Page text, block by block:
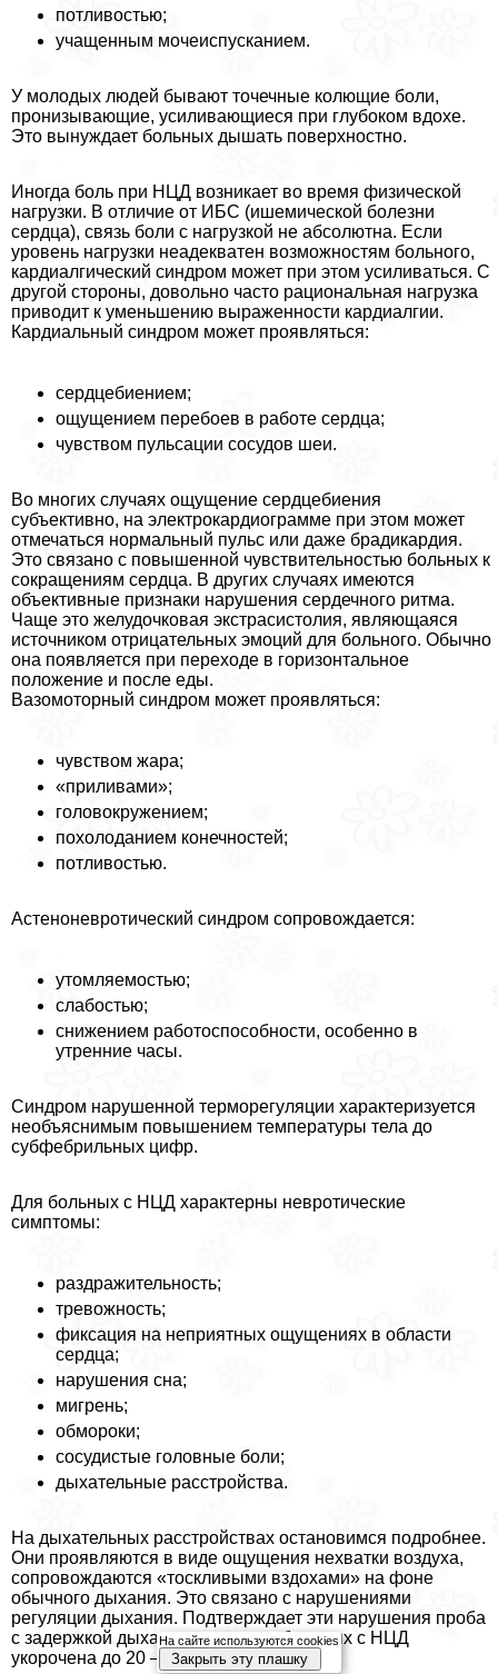
потливостью;
учащенным мочеиспусканием.
У молодых людей бывают точечные колющие боли,
пронизывающие, усиливающиеся при глубоком вдохе.
Это вынуждает больных дышать поверхностно.
Иногда боль при НЦД возникает во время физической
нагрузки. В отличие от ИБС (ишемической болезни
сердца), связь боли с нагрузкой не абсолютна. Если
уровень нагрузки неадекватен возможностям больного,
кардиалгический синдром может при этом усиливаться. С
другой стороны, довольно часто рациональная нагрузка
приводит к уменьшению выраженности кардиалгии.
Кардиальный синдром может проявляться:
сердцебиением;
ощущением перебоев в работе сердца;
чувством пульсации сосудов шеи.
Во многих случаях ощущение сердцебиения
субъективно, на электрокардиограмме при этом может
отмечаться нормальный пульс или даже брадикардия.
Это связано с повышенной чувствительностью больных к
сокращениям сердца. В других случаях имеются
объективные признаки нарушения сердечного ритма.
Чаще это желудочковая экстрасистолия, являющаяся
источником отрицательных эмоций для больного. Обычно
она появляется при переходе в горизонтальное
положение и после еды.
Вазомоторный синдром может проявляться:
чувством жара;
«приливами»;
головокружением;
похолоданием конечностей;
потливостью.
Астеноневротический синдром сопровождается:
утомляемостью;
слабостью;
снижением работоспособности, особенно в
утренние часы.
Синдром нарушенной терморегуляции хаpaктеризуется
необъяснимым повышением температуры тела до
субфебрильных цифр.
Для больных с НЦД хаpaктерны невротические
симптомы:
раздражительность;
тревожность;
фиксация на неприятных ощущениях в области
сердца;
нарушения сна;
мигрень;
обмороки;
сосудистые головные боли;
дыхательные расстройства.
На дыхательных расстройствах остановимся подробнее.
Они проявляются в виде ощущения нехватки воздуха,
сопровождаются «тоскливыми вздохами» на фоне
обычного дыхания. Это связано с нарушениями
регуляции дыхания. Подтверждает эти нарушения проба
с задержкой дыхания, которая у больных с НЦД
укорочена до 20 – 30 секунд.
На сайте используются cookies
Закрыть эту плашку